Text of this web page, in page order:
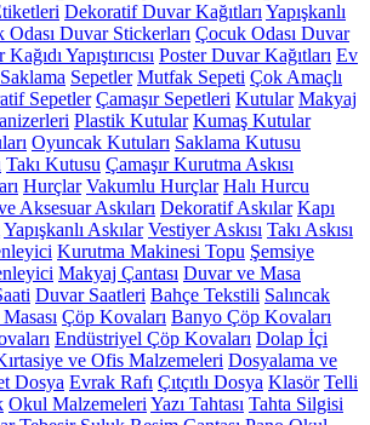
Dekoratif Duvar Kağıtları Yapışkanlı
Odası Duvar Stickerları Çocuk Odası Duvar
Yapıştırıcısı Poster Duvar Kağıtları Ev
Sepetler Mutfak Sepeti Çok Amaçlı
Sepetler Çamaşır Sepetleri Kutular Makyaj
Plastik Kutular Kumaş Kutular
Oyuncak Kutuları Saklama Kutusu
Takı Kutusu Çamaşır Kurutma Askısı
Hurçlar Vakumlu Hurçlar Halı Hurcu
Aksesuar Askıları Dekoratif Askılar Kapı
Yapışkanlı Askılar Vestiyer Askısı Takı Askısı
Kurutma Makinesi Topu Şemsiye
Makyaj Çantası Duvar ve Masa
Duvar Saatleri Bahçe Tekstili Salıncak
Çöp Kovaları Banyo Çöp Kovaları
Endüstriyel Çöp Kovaları Dolap İçi
ve Ofis Malzemeleri Dosyalama ve
Dosya Evrak Rafı Çıtçıtlı Dosya Klasör Telli
Okul Malzemeleri Yazı Tahtası Tahta Silgisi